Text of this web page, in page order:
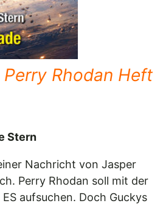
Rhodan Heft
Stern
Nachricht von Jasper
Perry Rhodan soll mit der
aufsuchen. Doch Guckys